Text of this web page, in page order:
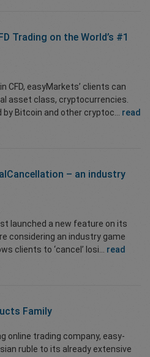
Trading on the World’s #1
CFD, easyMarkets’ clients can
asset class, cryptocurrencies.
Bitcoin and other cryptoc... read
– an industry
launched a new feature on its
considering an industry game
clients to ‘cancel’ losi... read
Family
online trading company, easy-
ruble to its already extensive